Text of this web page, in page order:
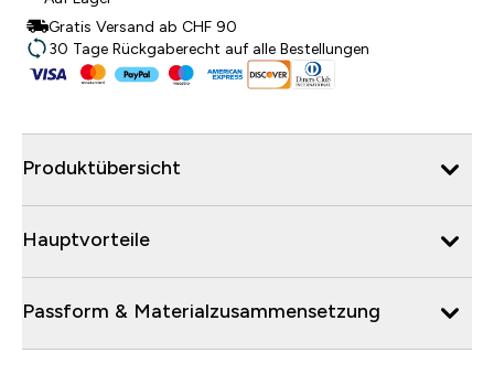
Gratis Versand ab CHF 90
30 Tage Rückgaberecht auf alle Bestellungen
Produktübersicht
Hauptvorteile
Passform & Materialzusammensetzung